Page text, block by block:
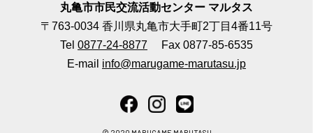
丸亀市市民交流活動センター マルタス
〒763-0034 香川県丸亀市大手町2丁目4番11号
Tel 0877-24-8877
Fax 0877-85-6535
E-mail info@marugame-marutasu.jp